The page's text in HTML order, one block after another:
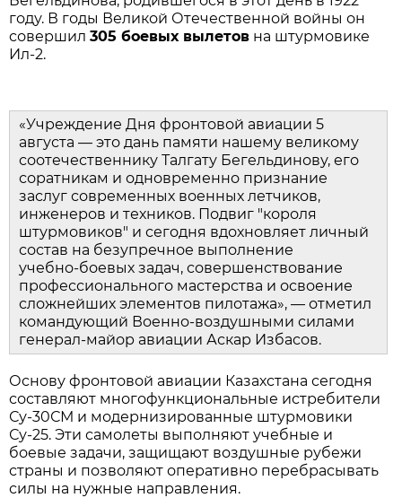
году. В годы Великой Отечественной войны он
совершил 305 боевых вылетов на штурмовике
Ил‑2.
«Учреждение Дня фронтовой авиации 5
августа — это дань памяти нашему великому
соотечественнику Талгату Бегельдинову, его
соратникам и одновременно признание
заслуг современных военных летчиков,
инженеров и техников. Подвиг "короля
штурмовиков" и сегодня вдохновляет личный
состав на безупречное выполнение
учебно‑боевых задач, совершенствование
профессионального мастерства и освоение
сложнейших элементов пилотажа», — отметил
командующий Военно‑воздушными силами
генерал‑майор авиации Аскар Избасов.
Основу фронтовой авиации Казахстана сегодня
составляют многофункциональные истребители
Су‑30СМ и модернизированные штурмовики
Су‑25. Эти самолеты выполняют учебные и
боевые задачи, защищают воздушные рубежи
страны и позволяют оперативно перебрасывать
силы на нужные направления.